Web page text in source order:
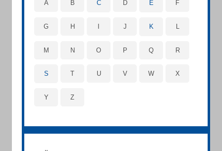
A B C D E F
G H J K L
M N O P Q R
S T U V W X
Y Z